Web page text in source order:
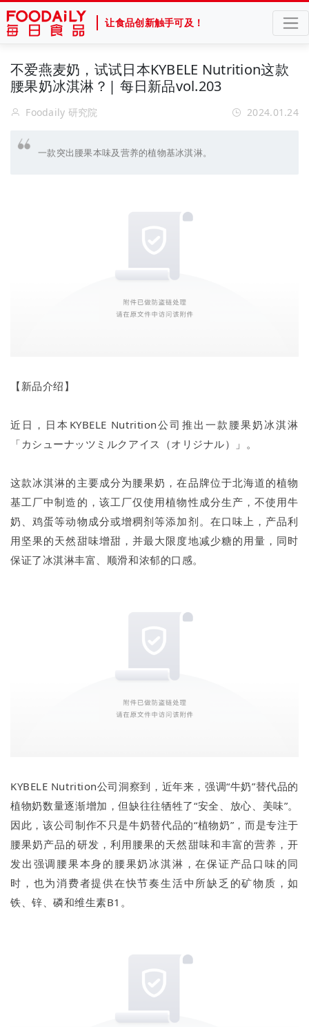
让食品创新触手可及！
不爱燕麦奶，试试日本KYBELE Nutrition这款
腰果奶冰淇淋？| 每日新品vol.203
Foodaily 研究院 2024.01.24
一款突出腰果本味及营养的植物基冰淇淋。
【新品介绍】
近日，日本KYBELE Nutrition公司推出一款腰果奶冰淇淋
「カシューナッツミルクアイス（オリジナル）」。
这款冰淇淋的主要成分为腰果奶，在品牌位于北海道的植物
基工厂中制造的，该工厂仅使用植物性成分生产，不使用牛
奶、鸡蛋等动物成分或增稠剂等添加剂。在口味上，产品利
用坚果的天然甜味增甜，并最大限度地减少糖的用量，同时
保证了冰淇淋丰富、顺滑和浓郁的口感。
KYBELE Nutrition公司洞察到，近年来，强调“牛奶”替代品的
植物奶数量逐渐增加，但缺往往牺牲了“安全、放心、美味”。
因此，该公司制作不只是牛奶替代品的“植物奶”，而是专注于
腰果奶产品的研发，利用腰果的天然甜味和丰富的营养，开
发出强调腰果本身的腰果奶冰淇淋，在保证产品口味的同
时，也为消费者提供在快节奏生活中所缺乏的矿物质，如
铁、锌、磷和维生素B1。